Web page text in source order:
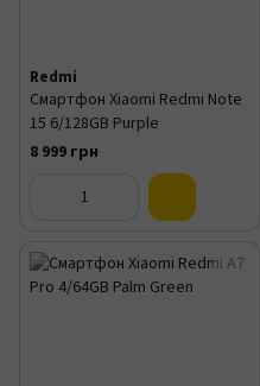
Redmi
Смартфон Xiaomi Redmi Note
15 6/128GB Purple
8 999 грн